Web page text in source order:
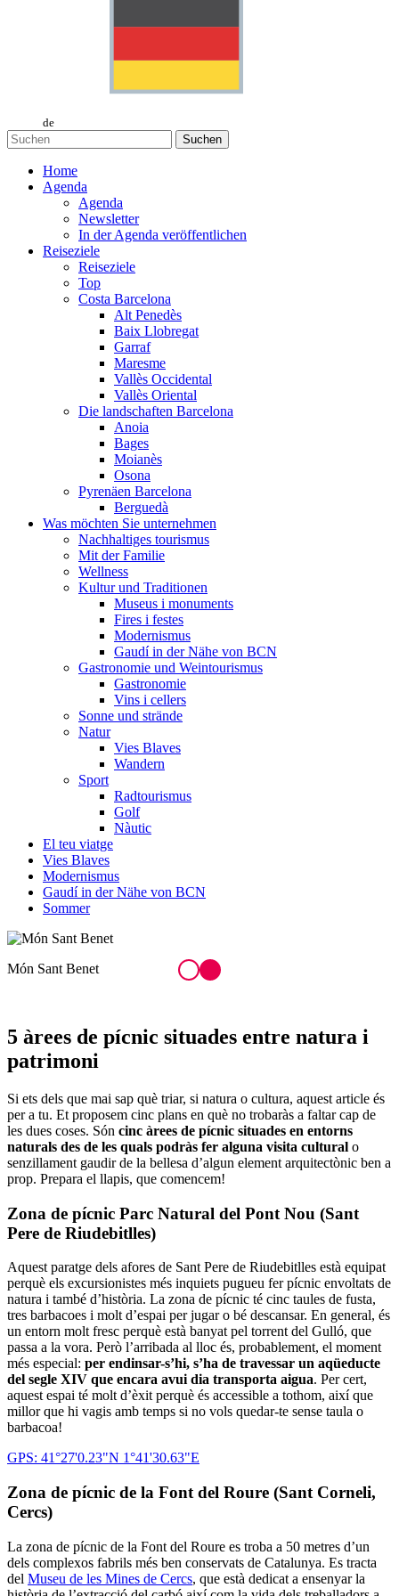
de
Suchen
Home
Agenda
Agenda
Newsletter
In der Agenda veröffentlichen
Reiseziele
Reiseziele
Top
Costa Barcelona
Alt Penedès
Baix Llobregat
Garraf
Maresme
Vallès Occidental
Vallès Oriental
Die landschaften Barcelona
Anoia
Bages
Moianès
Osona
Pyrenäen Barcelona
Berguedà
Was möchten Sie unternehmen
Nachhaltiges tourismus
Mit der Familie
Wellness
Kultur und Traditionen
Museus i monuments
Fires i festes
Modernismus
Gaudí in der Nähe von BCN
Gastronomie und Weintourismus
Gastronomie
Vins i cellers
Sonne und strände
Natur
Vies Blaves
Wandern
Sport
Radtourismus
Golf
Nàutic
El teu viatge
Vies Blaves
Modernismus
Gaudí in der Nähe von BCN
Sommer
Zona de pícnic
5 àrees de pícnic situades entre natura i
patrimoni
Si ets dels que mai sap què triar, si natura o cultura, aquest article és
per a tu. Et proposem cinc plans en què no trobaràs a faltar cap de
les dues coses. Són cinc àrees de pícnic situades en entorns
naturals des de les quals podràs fer alguna visita cultural o
senzillament gaudir de la bellesa d’algun element arquitectònic ben a
prop. Prepara el llapis, que comencem!
Zona de pícnic Parc Natural del Pont Nou (Sant
Pere de Riudebitlles)
Aquest paratge dels afores de Sant Pere de Riudebitlles està equipat
perquè els excursionistes més inquiets pugueu fer pícnic envoltats de
natura i també d’història. La zona de pícnic té cinc taules de fusta,
tres barbacoes i molt d’espai per jugar o bé descansar. En general, és
un entorn molt fresc perquè està banyat pel torrent del Gulló, que
passa a la vora. Però l’arribada al lloc és, probablement, el moment
més especial: per endinsar-s’hi, s’ha de travessar un aqüeducte
del segle XIV que encara avui dia transporta aigua. Per cert,
aquest espai té molt d’èxit perquè és accessible a tothom, així que
millor que hi vagis amb temps si no vols quedar-te sense taula o
barbacoa!
GPS: 41°27'0.23"N 1°41'30.63"E
Zona de pícnic de la Font del Roure (Sant Corneli,
Cercs)
La zona de pícnic de la Font del Roure es troba a 50 metres d’un
dels complexos fabrils més ben conservats de Catalunya. Es tracta
del Museu de les Mines de Cercs, que està dedicat a ensenyar la